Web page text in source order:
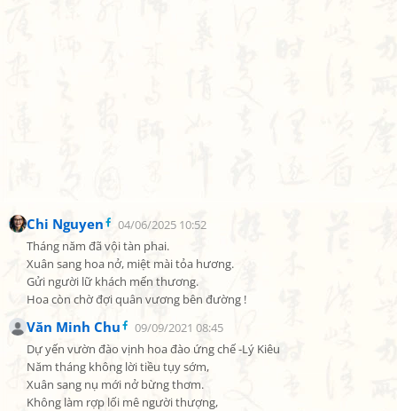
Chi Nguyen
04/06/2025 10:52
Tháng năm đã vội tàn phai.
Xuân sang hoa nở, miệt mài tỏa hương.
Gửi người lữ khách mến thương.
Hoa còn chờ đợi quân vương bên đường !
Văn Minh Chu
09/09/2021 08:45
Dự yến vườn đào vịnh hoa đào ứng chế -Lý Kiêu
Năm tháng không lời tiều tụy sớm,
Xuân sang nụ mới nở bừng thơm.
Không làm rợp lối mê người thượng,